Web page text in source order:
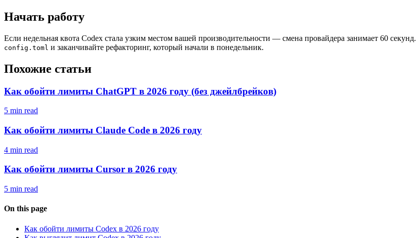
Начать работу
Если недельная квота Codex стала узким местом вашей производительности — смена провайдера занимает 60 секунд.
config.toml и заканчивайте рефакторинг, который начали в понедельник.
Похожие статьи
Как обойти лимиты ChatGPT в 2026 году (без джейлбрейков)
5 min read
Как обойти лимиты Claude Code в 2026 году
4 min read
Как обойти лимиты Cursor в 2026 году
5 min read
On this page
Как обойти лимиты Codex в 2026 году